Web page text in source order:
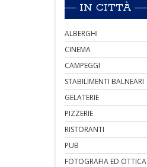
IN CITTÀ
ALBERGHI
CINEMA
CAMPEGGI
STABILIMENTI BALNEARI
GELATERIE
PIZZERIE
RISTORANTI
PUB
FOTOGRAFIA ED OTTICA